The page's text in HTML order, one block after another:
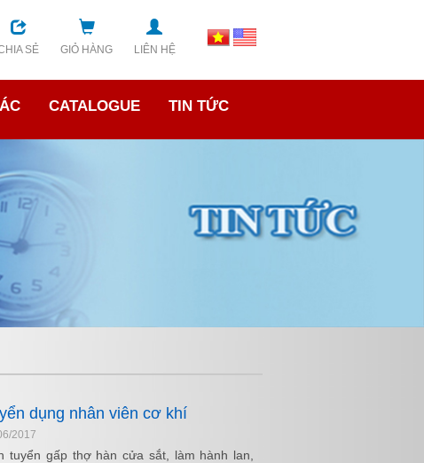
SẺ GIỎ HÀNG LIÊN HỆ
CATALOGUE TIN TỨC
dụng nhân viên cơ khí
2017
tuyển gấp thợ hàn cửa sắt, làm hành lan,